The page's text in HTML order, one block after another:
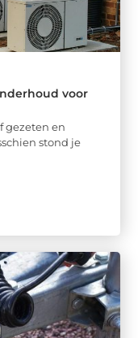
voor
gezeten en
stond je